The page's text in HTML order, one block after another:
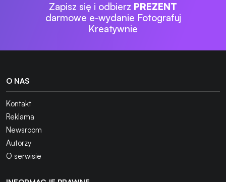
Zapisz się i odbierz PREZENT
darmowe e-wydanie Fotografuj
Kreatywnie
O NAS
Kontakt
Reklama
Newsroom
Autorzy
O serwisie